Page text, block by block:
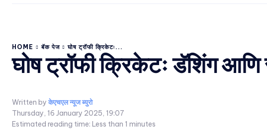
HOME बॅक पेज घोष ट्रॉफी क्रिकेटः...
घोष ट्रॉफी क्रिकेटः डॅशिंग आणि
Written by केएचएल न्यूज ब्युरो
Thursday, 16 January 2025, 19:07
Estimated reading time: Less than 1 minutes